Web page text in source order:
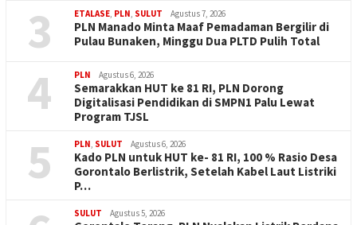
3 ETALASE, PLN, SULUT Agustus 7, 2026
PLN Manado Minta Maaf Pemadaman Bergilir di
Pulau Bunaken, Minggu Dua PLTD Pulih Total
4 PLN Agustus 6, 2026
Semarakkan HUT ke 81 RI, PLN Dorong
Digitalisasi Pendidikan di SMPN1 Palu Lewat
Program TJSL
5 PLN, SULUT Agustus 6, 2026
Kado PLN untuk HUT ke- 81 RI, 100 % Rasio Desa
Gorontalo Berlistrik, Setelah Kabel Laut Listriki
P…
SULUT Agustus 5, 2026